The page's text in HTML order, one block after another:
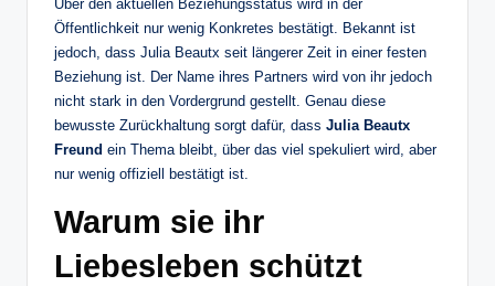
Über den aktuellen Beziehungsstatus wird in der
Öffentlichkeit nur wenig Konkretes bestätigt. Bekannt ist
jedoch, dass Julia Beautx seit längerer Zeit in einer festen
Beziehung ist. Der Name ihres Partners wird von ihr jedoch
nicht stark in den Vordergrund gestellt. Genau diese
bewusste Zurückhaltung sorgt dafür, dass Julia Beautx
Freund ein Thema bleibt, über das viel spekuliert wird, aber
nur wenig offiziell bestätigt ist.
Warum sie ihr
Liebesleben schützt